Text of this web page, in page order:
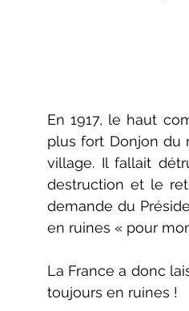
En 1917, le haut
plus fort Donjon du
village. Il fallait
destruction et le
demande du
en ruines « pour
La France a donc
toujours en ruines !